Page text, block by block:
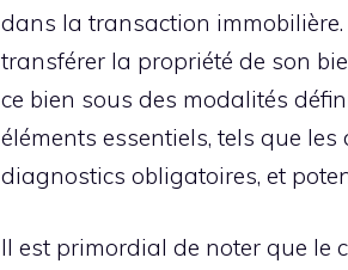
dans la transaction immobilière.
transférer la propriété de son
ce bien sous des modalités
éléments essentiels, tels que les
diagnostics obligatoires, et
Il est primordial de noter que le